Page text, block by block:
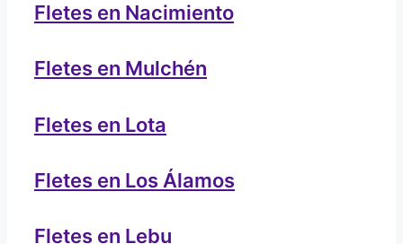
Fletes en Nacimiento
Fletes en Mulchén
Fletes en Lota
Fletes en Los Álamos
Fletes en Lebu